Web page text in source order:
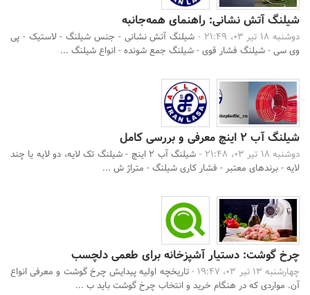
شیلنگ آتش نشانی: راهنمای همه‌جانبه
دوشنبه 18 تیر 03، 21:49 -
شیلنگ آتش نشانی - جنس شیلنگ - لاستیک - پی
وی سی - شیلنگ فشار قوی - شیلنگ جمع شونده - انواع شیلنگ ...
شیلنگ آب 2 اینچ معرفی و بررسی کامل
دوشنبه 18 تیر 03، 21:48 -
شیلنگ آب 2 اینچ - شیلنگ تک لایه، دو لایه یا چند
لایه - برندهای معتبر - فشار کاری شیلنگ - متراژ ش ...
چرخ گوشت: دستیار آشپزخانه برای طعمی دلچسب
چهارشنبه 13 تیر 03، 19:47 -
تاریخچه اولیه پیدایش چرخ گوشت و معرفی انواع
آن. مواردی که در هنگام خرید و انتخاب چرخ گوشت باید ب ...